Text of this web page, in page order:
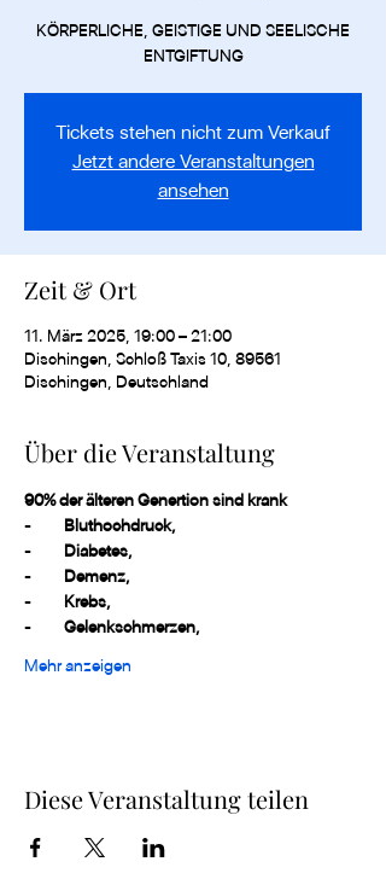
KÖRPERLICHE, GEISTIGE UND SEELISCHE
ENTGIFTUNG
Tickets stehen nicht zum Verkauf
Jetzt andere Veranstaltungen
ansehen
Zeit & Ort
11. März 2025, 19:00 – 21:00
Dischingen, Schloß Taxis 10, 89561
Dischingen, Deutschland
Über die Veranstaltung
90% der älteren Genertion sind krank
- Bluthochdruck,
- Diabetes,
- Demenz,
- Krebs,
- Gelenkschmerzen,
Mehr anzeigen
Diese Veranstaltung teilen